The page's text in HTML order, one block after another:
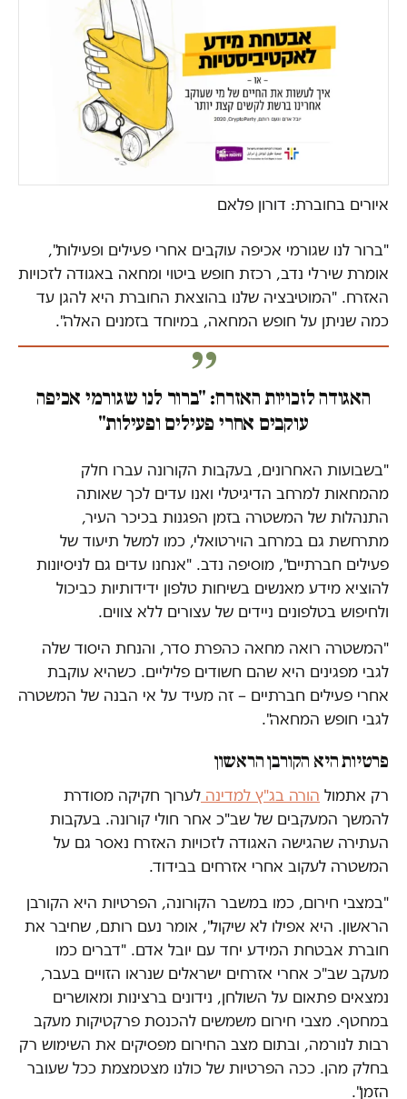
איורים בחוברת: דורון פלאם
"ברור לנו שגורמי אכיפה עוקבים אחרי פעילים ופעילות",
אומרת שירלי נדב, רכזת חופש ביטוי ומחאה באגודה לזכויות
האזרח. "המוטיבציה שלנו בהוצאת החוברת היא להגן עד
כמה שניתן על חופש המחאה, במיוחד בזמנים האלה".
האגודה לזכויות האזרח: "ברור לנו שגורמי אכיפה
עוקבים אחרי פעילים ופעילות"
"בשבועות האחרונים, בעקבות הקורונה עברו חלק
מהמחאות למרחב הדיגיטלי ואנו עדים לכך שאותה
התנהלות של המשטרה בזמן הפגנות בכיכר העיר,
מתרחשת גם במרחב הוירטואלי, כמו למשל תיעוד של
פעילים חברתיים", מוסיפה נדב. "אנחנו עדים גם לניסיונות
להוציא מידע מאנשים בשיחות טלפון ידידותיות כביכול
ולחיפוש בטלפונים ניידים של עצורים ללא צווים.
"המשטרה רואה מחאה כהפרת סדר, והנחת היסוד שלה
לגבי מפגינים היא שהם חשודים פליליים. כשהיא עוקבת
אחרי פעילים חברתיים – זה מעיד על אי הבנה של המשטרה
לגבי חופש המחאה".
פרטיות היא הקורבן הראשון
רק אתמול הורה בג"ץ למדינה לערוך חקיקה מסודרת
להמשך המעקבים של שב"כ אחר חולי קורונה. בעקבות
העתירה שהגישה האגודה לזכויות האזרח נאסר גם על
המשטרה לעקוב אחרי אזרחים בבידוד.
"במצבי חירום, כמו במשבר הקורונה, הפרטיות היא הקורבן
הראשון. היא אפילו לא שיקול", אומר נעם רותם, שחיבר את
חוברת אבטחת המידע יחד עם יובל אדם. "דברים כמו
מעקב שב"כ אחרי אזרחים ישראלים שנראו הזויים בעבר,
נמצאים פתאום על השולחן, נידונים ברצינות ומאושרים
במחטף. מצבי חירום משמשים להכנסת פרקטיקות מעקב
רבות לנורמה, ובתום מצב החירום מפסיקים את השימוש רק
בחלק מהן. ככה הפרטיות של כולנו מצטמצמת ככל שעובר
הזמן".